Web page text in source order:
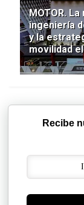
MOTOR.
ingeniería
y la
movilidad
Recibe